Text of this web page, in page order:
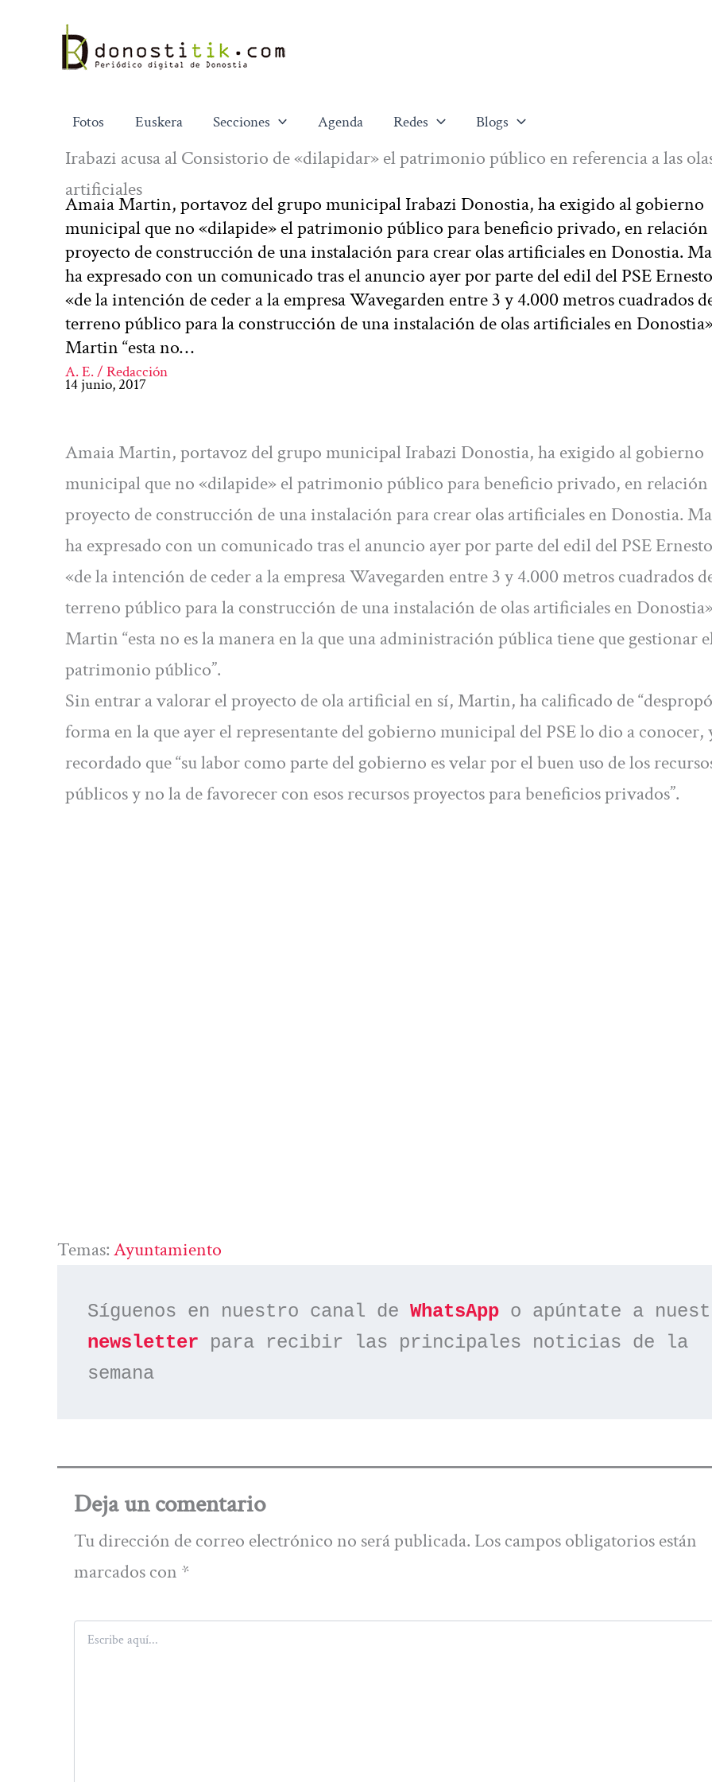
contenido
Fotos Euskera Secciones Agenda Redes Blogs
Irabazi acusa al Consistorio de «dilapidar» el patrimonio público en referencia a las
artificiales
Amaia Martin, portavoz del grupo municipal Irabazi Donostia, ha exigido al gobierno
municipal que no «dilapide» el patrimonio público para beneficio privado, en relación
proyecto de construcción de una instalación para crear olas artificiales en Donostia.
ha expresado con un comunicado tras el anuncio ayer por parte del edil del PSE
«de la intención de ceder a la empresa Wavegarden entre 3 y 4.000 metros cuadrados
terreno público para la construcción de una instalación de olas artificiales en
Martin “esta no…
A. E. / Redacción
14 junio, 2017
Amaia Martin, portavoz del grupo municipal Irabazi Donostia, ha exigido al gobierno
municipal que no «dilapide» el patrimonio público para beneficio privado, en relación
proyecto de construcción de una instalación para crear olas artificiales en Donostia.
ha expresado con un comunicado tras el anuncio ayer por parte del edil del PSE
«de la intención de ceder a la empresa Wavegarden entre 3 y 4.000 metros cuadrados
terreno público para la construcción de una instalación de olas artificiales en
Martin “esta no es la manera en la que una administración pública tiene que gestionar
patrimonio público”.
Sin entrar a valorar el proyecto de ola artificial en sí, Martin, ha calificado de
forma en la que ayer el representante del gobierno municipal del PSE lo dio a conocer,
recordado que “su labor como parte del gobierno es velar por el buen uso de los
públicos y no la de favorecer con esos recursos proyectos para beneficios privados”.
Temas:Ayuntamiento
Síguenos en nuestro canal de WhatsApp
newsletter para recibir las principales noticias de la
semana
Deja un comentario
Tu dirección de correo electrónico no será publicada. Los campos obligatorios están
marcados con *
Escribe
aquí...